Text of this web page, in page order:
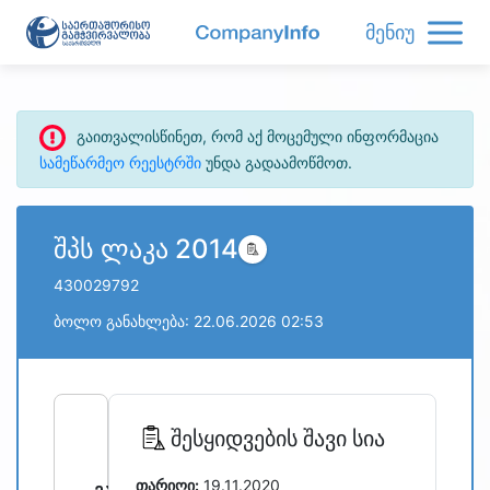
მენიუ
გაითვალისწინეთ, რომ აქ მოცემული ინფორმაცია
სამეწარმეო რეესტრში უნდა გადაამოწმოთ.
შპს ლაკა 2014
430029792
ბოლო განახლება: 22.06.2026 02:53
შესყიდვების შავი სია
თარიღი: 19.11.2020